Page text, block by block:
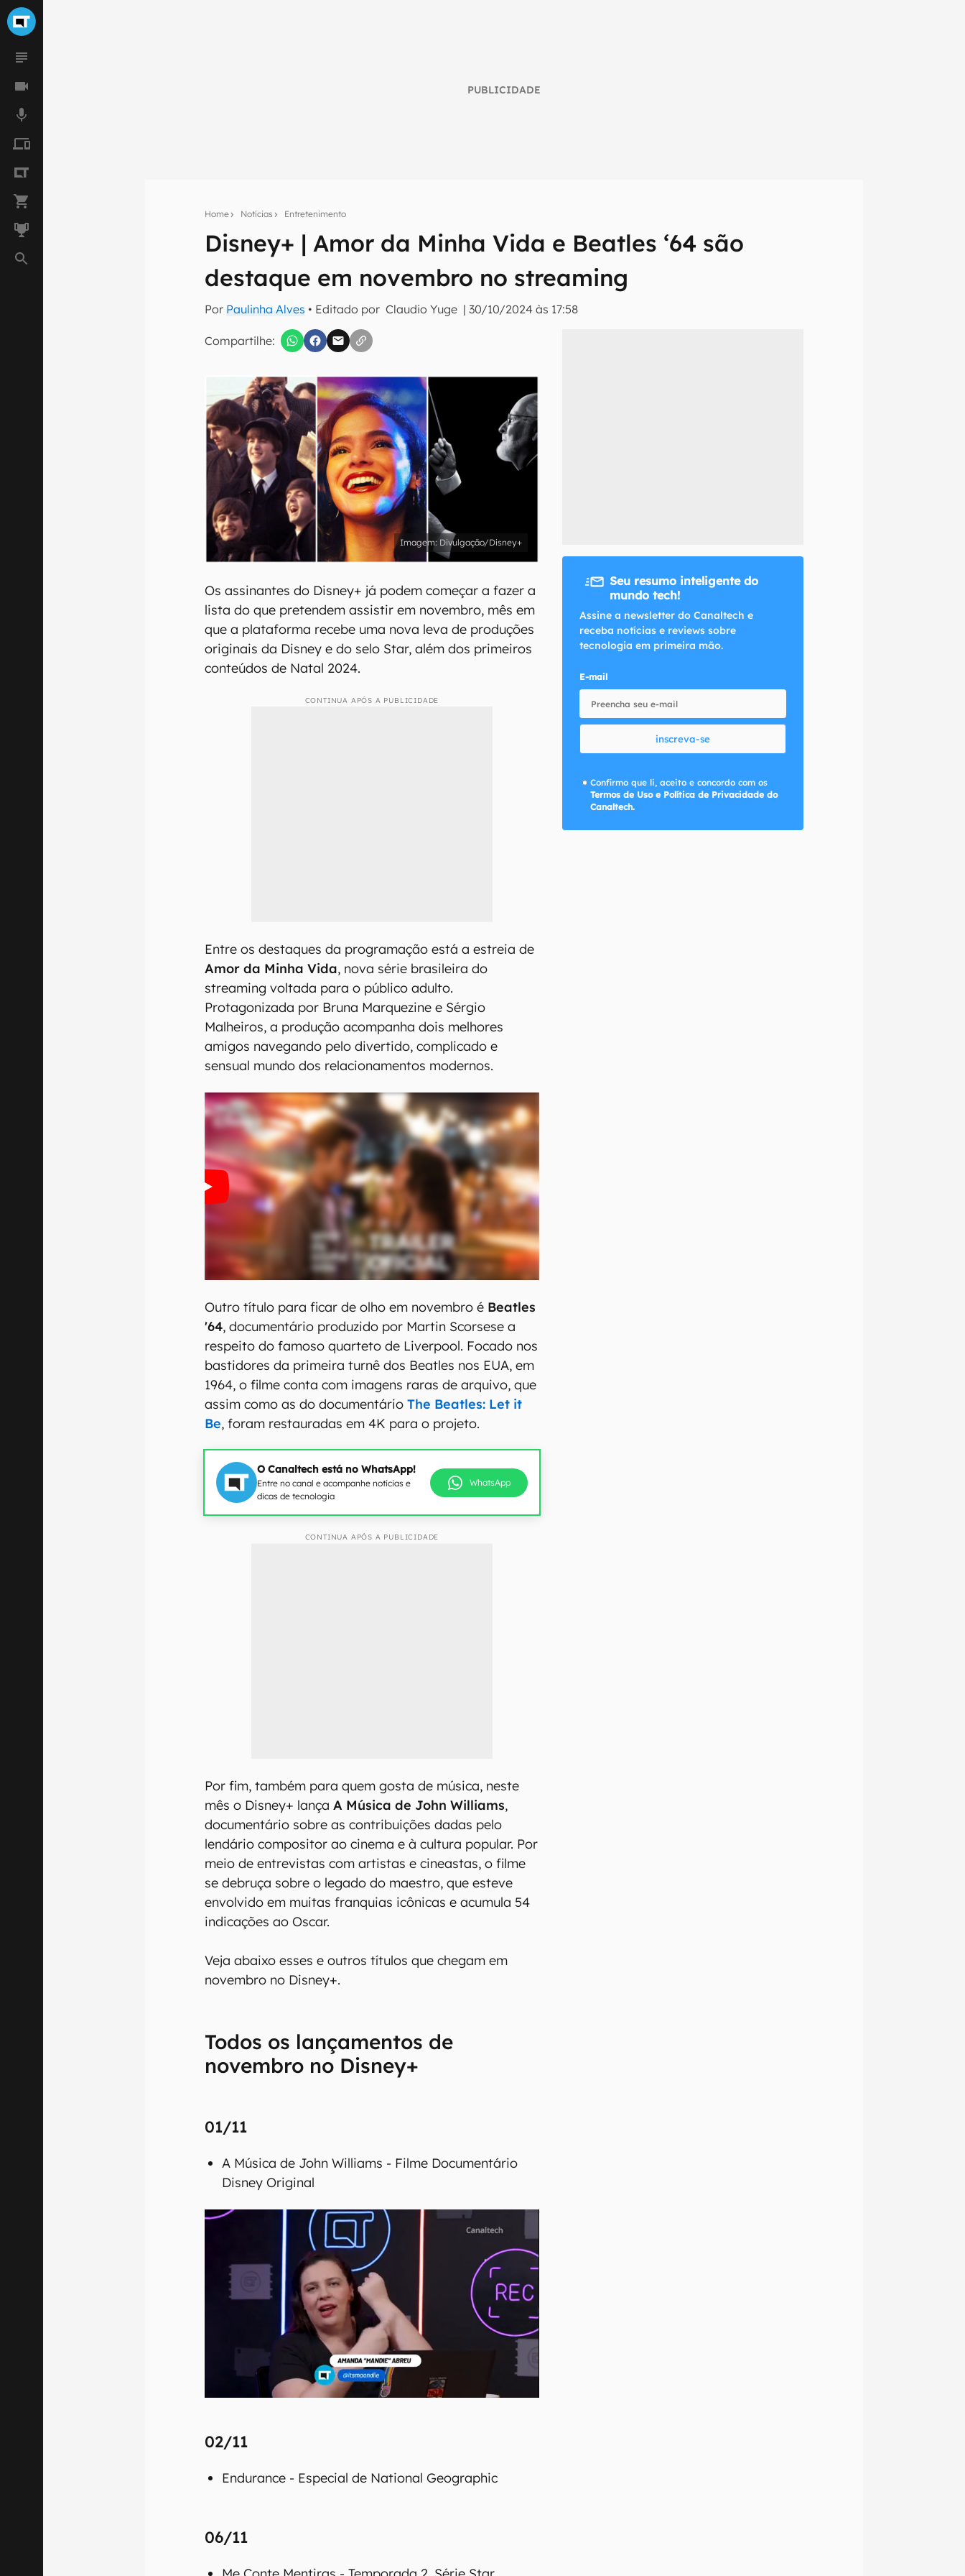
PUBLICIDADE
Home Notícias Entretenimento
Disney+ | Amor da Minha Vida e Beatles ‘64 são
destaque em novembro no streaming
Por Paulinha Alves • Editado por Claudio Yuge |30/10/2024 às 17:58
Compartilhe:
Seu resumo inteligente do mundo tech!
Assine a newsletter do Canaltech e receba notícias e reviews sobre tecnologia em primeira
Confirmo que li, aceito e concordo com os Termos de Uso e Política de Privacidade do Canaltech.
Divulgação/Disney+
Os assinantes do Disney+ já podem começar a fazer a
lista do que pretendem assistir em novembro, mês em
que a plataforma recebe uma nova leva de produções
originais da Disney e do selo Star, além dos primeiros
conteúdos de Natal 2024.
CONTINUA APÓS A PUBLICIDADE
Entre os destaques da programação está a estreia de
Amor da Minha Vida, nova série brasileira do
streaming voltada para o público adulto.
Protagonizada por Bruna Marquezine e Sérgio
Malheiros, a produção acompanha dois melhores
amigos navegando pelo divertido, complicado e
sensual mundo dos relacionamentos modernos.
Outro título para ficar de olho em novembro é Beatles
'64, documentário produzido por Martin Scorsese a
respeito do famoso quarteto de Liverpool. Focado nos
bastidores da primeira turnê dos Beatles nos EUA, em
1964, o filme conta com imagens raras de arquivo, que
assim como as do documentárioThe Beatles: Let it
Be, foram restauradas em 4K para o projeto.
O Canaltech está no WhatsApp!
Entre no canal e acompanhe notícias e
dicas de tecnologia
WhatsApp
CONTINUA APÓS A PUBLICIDADE
Por fim, também para quem gosta de música, neste
mês o Disney+ lançaA Música de John Williams,
documentário sobre as contribuições dadas pelo
lendário compositor ao cinema e à cultura popular. Por
meio de entrevistas com artistas e cineastas, o filme
se debruça sobre o legado do maestro, que esteve
envolvido em muitas franquias icônicas e acumula 54
indicações ao Oscar.
Veja abaixo esses e outros títulos que chegam em
novembro no Disney+.
Todos os lançamentos de
novembro no Disney+
01/11
A Música de John Williams - Filme Documentário
Disney Original
02/11
Endurance - Especial de National Geographic
06/11
Seu resumo inteligente do
mundo tech!
Assine a newsletter do Canaltech e
receba notícias e reviews sobre
tecnologia em primeira mão.
E-mail
inscreva-se
Confirmo que li, aceito e concordo com os
Termos de Uso e Política de Privacidade do
Canaltech.